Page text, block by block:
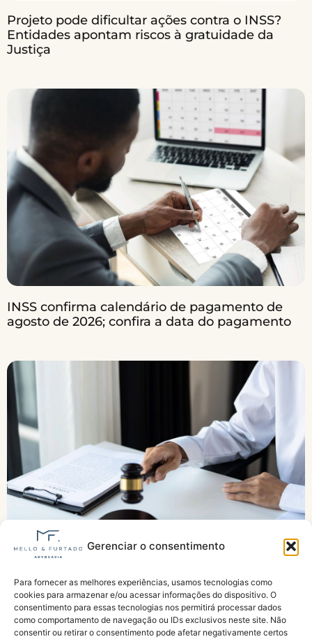
Gerenciar o consentimento
Para fornecer as melhores experiências, usamos tecnologias como
cookies para armazenar e/ou acessar informações do dispositivo. O
consentimento para essas tecnologias nos permitirá processar dados
como comportamento de navegação ou IDs exclusivos neste site. Não
consentir ou retirar o consentimento pode afetar negativamente certos
Projeto pode dificultar ações contra o INSS?
Entidades apontam riscos à gratuidade da
Justiça
INSS confirma calendário de pagamento de
agosto de 2026; confira a data do pagamento
Tema 377: TNU muda regra da pensão por
morte e decisão pode impedir benefício em
pedidos fora do prazo